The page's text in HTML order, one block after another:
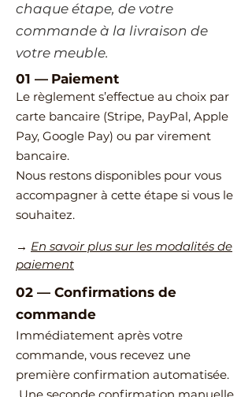
chaque étape, de votre
commande à la livraison de
votre meuble.
01 — Paiement
Le règlement s’effectue au choix par
carte bancaire (Stripe, PayPal, Apple
Pay, Google Pay) ou par virement
bancaire.
Nous restons disponibles pour vous
accompagner à cette étape si vous le
souhaitez.
→ En savoir plus sur les modalités de
paiement
02 — ​Confirmations de
commande
Immédiatement après votre
commande, vous recevez une
première confirmation automatisée.